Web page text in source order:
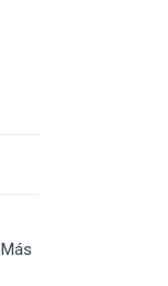
Más